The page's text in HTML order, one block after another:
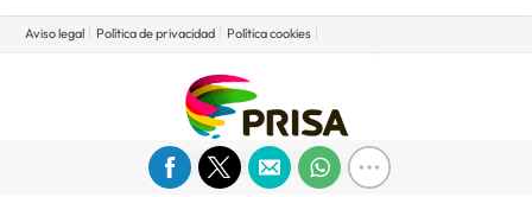
Aviso legal Política de privacidad Política cookies